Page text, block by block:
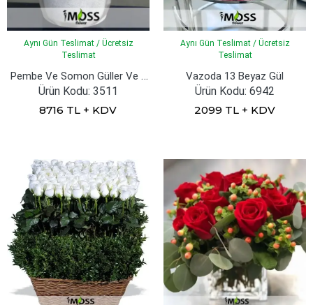
Aynı Gün Teslimat / Ücretsiz
Teslimat
Pembe Ve Somon Güller Ve Kelebeklerden Vip Tasarım
Ürün Kodu: 3511
8716 TL + KDV
Aynı Gün Teslimat / Ücretsiz
Teslimat
Vazoda 13 Beyaz Gül
Ürün Kodu: 6942
2099 TL + KDV